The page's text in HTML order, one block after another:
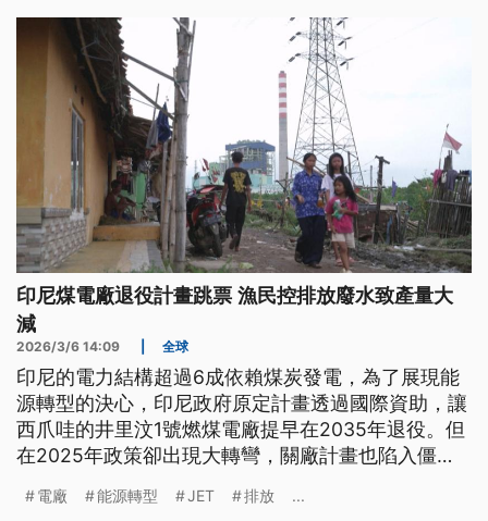
印尼煤電廠退役計畫跳票 漁民控排放廢水致產量大
減
2026/3/6 14:09 全球
印尼的電力結構超過6成依賴煤炭發電，為了展現能
源轉型的決心，印尼政府原定計畫透過國際資助，讓
西爪哇的井里汶1號燃煤電廠提早在2035年退役。但
在2025年政策卻出現大轉彎，關廠計畫也陷入僵
控訴，電廠排放廢水與熱水導致當地盛產的淡菜大量
電廠 能源轉型 JET 排放 ...